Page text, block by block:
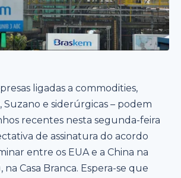
ligadas a commodities,
e siderúrgicas – podem
recentes nesta segunda-feira
de assinatura do acordo
entre os EUA e a China na
na Casa Branca. Espera-se que